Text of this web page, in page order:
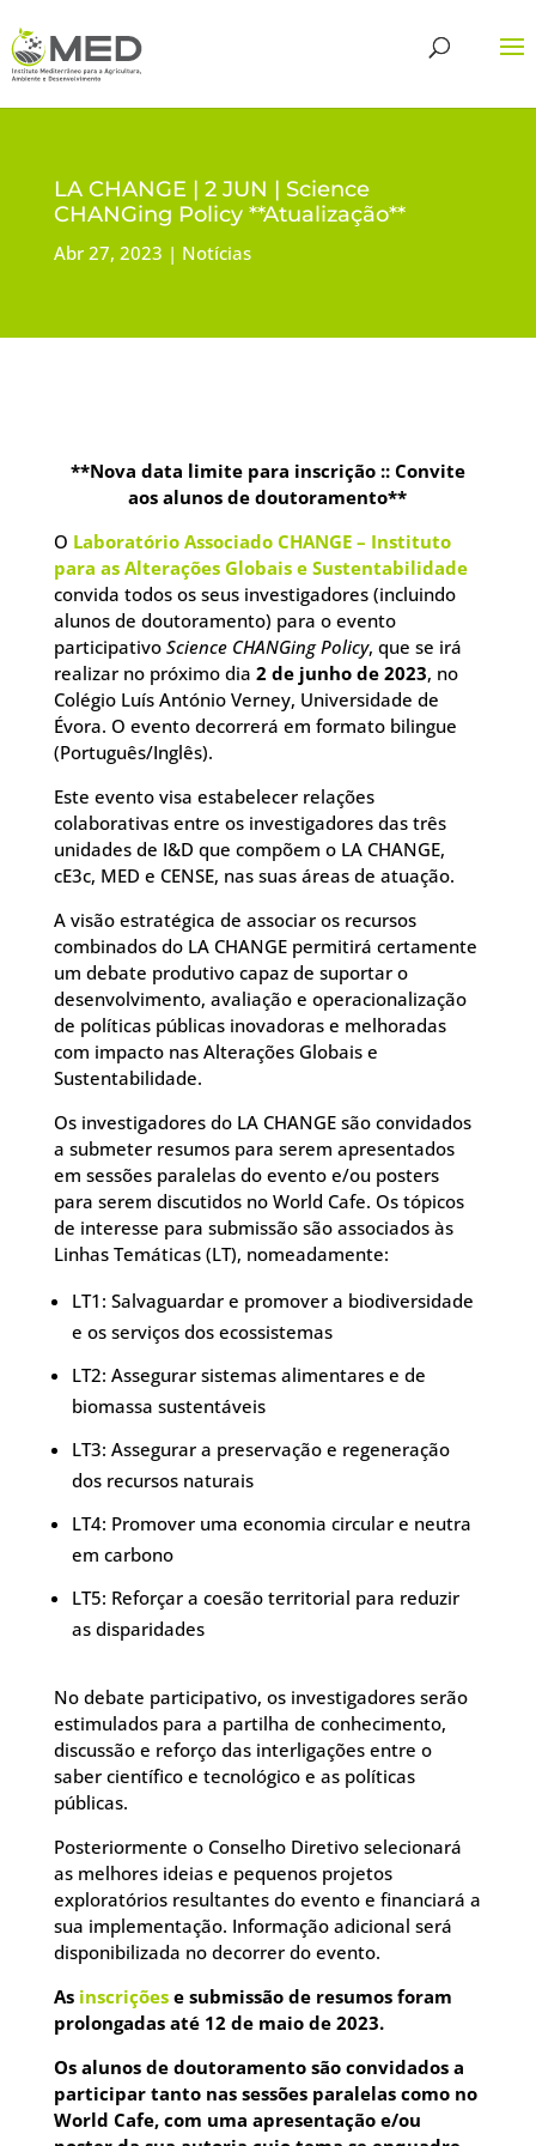
LA CHANGE | 2 JUN | Science
CHANGing Policy **Atualização**
Abr 27, 2023 Notícias
**Nova data limite para inscrição :: Convite
aos alunos de doutoramento**
O Laboratório Associado CHANGE – Instituto
para as Alterações Globais e Sustentabilidade
convida todos os seus investigadores (incluindo
alunos de doutoramento) para o evento
participativo Science CHANGing Policy, que se irá
realizar no próximo dia 2 de junho de 2023, no
Colégio Luís António Verney, Universidade de
Évora. O evento decorrerá em formato bilingue
(Português/Inglês).
Este evento visa estabelecer relações
colaborativas entre os investigadores das três
unidades de I&D que compõem o LA CHANGE,
cE3c, MED e CENSE, nas suas áreas de atuação.
A visão estratégica de associar os recursos
combinados do LA CHANGE permitirá certamente
um debate produtivo capaz de suportar o
desenvolvimento, avaliação e operacionalização
de políticas públicas inovadoras e melhoradas
com impacto nas Alterações Globais e
Sustentabilidade.
Os investigadores do LA CHANGE são convidados
a submeter resumos para serem apresentados
em sessões paralelas do evento e/ou posters
para serem discutidos no World Cafe. Os tópicos
de interesse para submissão são associados às
Linhas Temáticas (LT), nomeadamente:
LT1: Salvaguardar e promover a biodiversidade
e os serviços dos ecossistemas
LT2: Assegurar sistemas alimentares e de
biomassa sustentáveis
LT3: Assegurar a preservação e regeneração
dos recursos naturais
LT4: Promover uma economia circular e neutra
em carbono
LT5: Reforçar a coesão territorial para reduzir
as disparidades
No debate participativo, os investigadores serão
estimulados para a partilha de conhecimento,
discussão e reforço das interligações entre o
saber científico e tecnológico e as políticas
públicas.
Posteriormente o Conselho Diretivo selecionará
as melhores ideias e pequenos projetos
exploratórios resultantes do evento e financiará a
sua implementação. Informação adicional será
disponibilizada no decorrer do evento.
As inscriçõese submissão de resumos foram
prolongadas até 12 de maio de 2023.
Os alunos de doutoramento são convidados a
participar tanto nas sessões paralelas como no
World Cafe, com uma apresentação e/ou